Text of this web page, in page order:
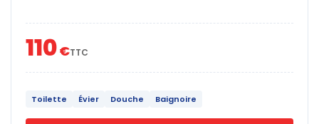
110€TTC
Toilette Évier Douche Baignoire